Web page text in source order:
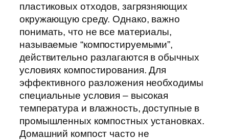
пластиковых отходов, загрязняющих
окружающую среду. Однако, важно
понимать, что не все материалы,
называемые “компостируемыми”,
действительно разлагаются в обычных
условиях компостирования. Для
эффективного разложения необходимы
специальные условия – высокая
температура и влажность, доступные в
промышленных компостных установках.
Домашний компост часто не